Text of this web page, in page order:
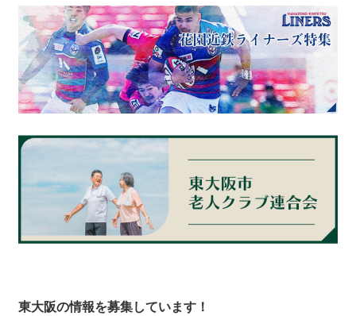
東大阪の情報を募集しています！